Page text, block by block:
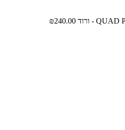
₪240.00